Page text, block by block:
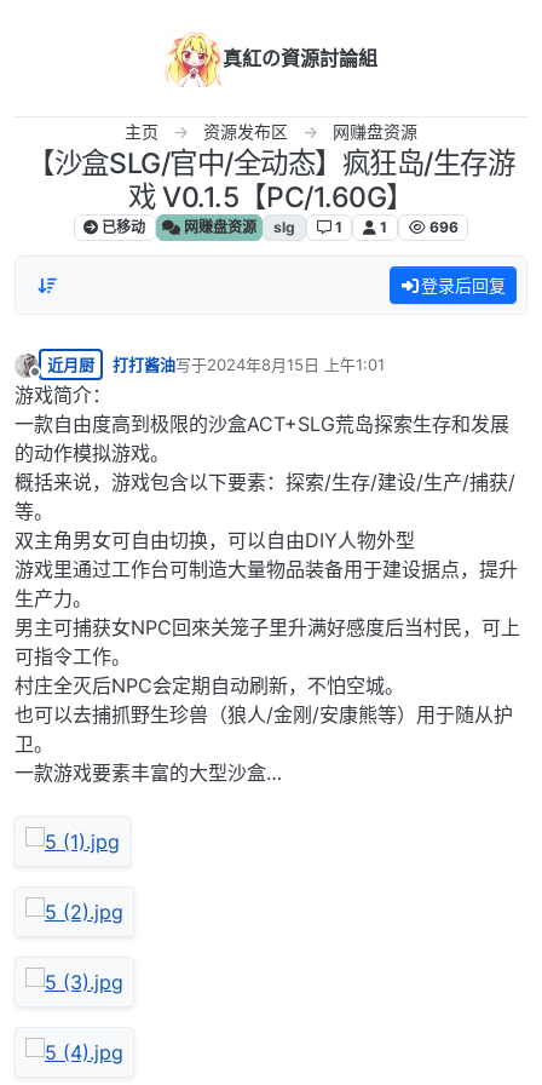
真紅の資源討論組
主页 资源发布区 网赚盘资源
【沙盒SLG/官中/全动态】疯狂岛/生存游
戏 V0.1.5【PC/1.60G】
已移动 网赚盘资源 slg 1 1 696
登录后回复
离线
近月厨 打打酱油写于2024年8月15日 上午1:01
最后由 编辑
游戏简介：
一款自由度高到极限的沙盒ACT+SLG荒岛探索生存和发展
的动作模拟游戏。
概括来说，游戏包含以下要素：探索/生存/建设/生产/捕获/
等。
双主角男女可自由切换，可以自由DIY人物外型
游戏里通过工作台可制造大量物品装备用于建设据点，提升
生产力。
男主可捕获女NPC回來关笼子里升满好感度后当村民，可上
可指令工作。
村庄全灭后NPC会定期自动刷新，不怕空城。
也可以去捕抓野生珍兽（狼人/金刚/安康熊等）用于随从护
卫。
一款游戏要素丰富的大型沙盒…